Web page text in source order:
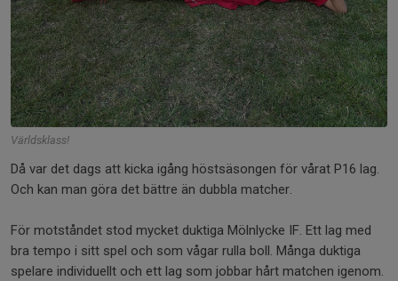
Världsklass!
Då var det dags att kicka igång höstsäsongen för vårat P16 lag.
Och kan man göra det bättre än dubbla matcher.
För motståndet stod mycket duktiga Mölnlycke IF. Ett lag med
bra tempo i sitt spel och som vågar rulla boll. Många duktiga
spelare individuellt och ett lag som jobbar hårt matchen igenom.